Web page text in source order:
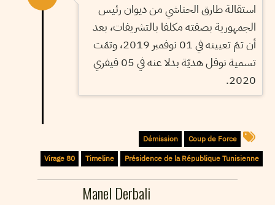
استقالة طارق الحناشي من ديوان رئيس
الجمهورية بصفته مكلفا بالتشريفات، بعد
أن تمّ تعيينه في 01 نوفمبر 2019، وتمّت
تسمية نوفل هديّة بدلا عنه في 05 فيفري
2020.
Coup de Force
Démission
Présidence de la République Tunisienne
Timeline
Virage 80
Manel Derbali